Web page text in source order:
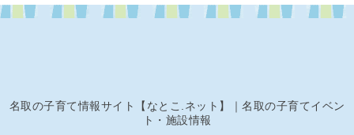
名取の子育て情報サイト【なとこ.ネット】｜名取の子育てイベン
ト・施設情報